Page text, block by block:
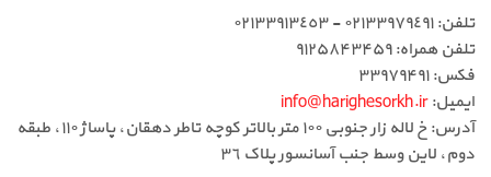
تلفن: ٠٢١٣٣٩٧٩٤٩١ - ٠٢١٣٣٩١٣٤٥٣
تلفن همراه: ۹۱۲۵۸۴۳۴۵۹
فکس: ۳۳۹۷۹۴۹۱
ایمیل:info@harighesorkh.ir
آدرس: خ لاله زار جنوبی ١٠٠ متر بالاتر کوچه تاطر دهقان، پاساژ ١١٠، طبقه
دوم، لاین وسط جنب آسانسور پلاک ٣٦